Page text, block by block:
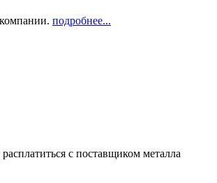
подробнее...
с поставщиком металла